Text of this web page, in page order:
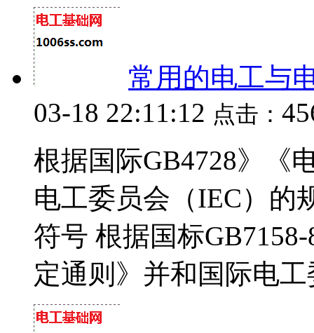
常用的电工与
03-18 22:11:12 点击：
根据国际GB4728》《
电工委员会（IEC）的
符号 根据国标
定通则》并和国际电